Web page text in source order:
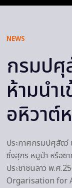
NEWS
กรมปศุ
ห้ามนำ
อหิวาต์
ประกาศกรมปศุสัตว์
ซึ่งสุกร หมูป่า หรือซ
ประชาชนลาว พ.ศ
Orgarisation for